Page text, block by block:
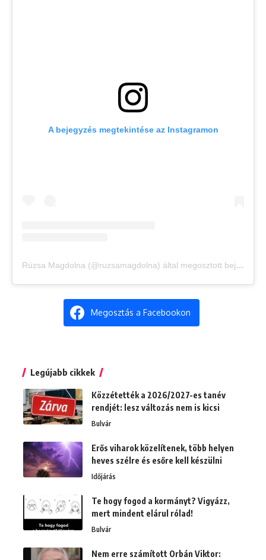
A bejegyzés megtekintése az Instagramon
Rúzsa Magdolna (@ruzsamagdolna) által megosztott bejegyzés
Megosztás a Facebookon
Legújabb cikkek
Közzétették a 2026/2027-es tanév
rendjét: lesz változás nem is kicsi
Bulvár
Erős viharok közelítenek, több helyen
heves szélre és esőre kell készülni
Időjárás
Te hogy fogod a kormányt? Vigyázz,
mert mindent elárul rólad!
Bulvár
Nem erre számított Orbán Viktor: